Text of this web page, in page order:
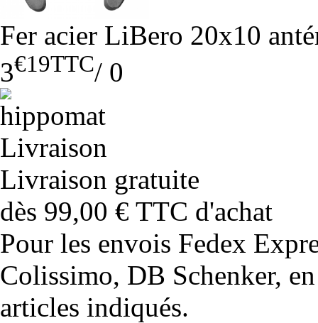
Fer acier LiBero 20x10
3€19TTC/ 0
Livraison gratuite
dès 99,00 € TTC d'achat
Pour les envois Fedex
Colissimo, DB Schenker,
articles indiqués.